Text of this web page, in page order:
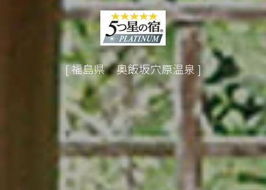
[ 福島県 奥飯坂穴原温泉 ]